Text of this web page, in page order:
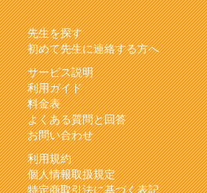
先生を探す
初めて先生に連絡する方へ
サービス説明
利用ガイド
料金表
よくある質問と回答
お問い合わせ
利用規約
個人情報取扱規定
特定商取引法に基づく表記